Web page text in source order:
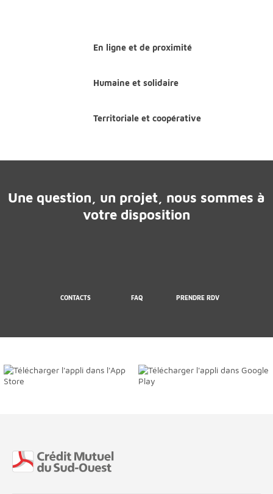
En ligne et de proximité
Humaine et solidaire
Territoriale et coopérative
Une question, un projet, nous sommes à
votre disposition
CONTACTS FAQ PRENDRE RDV
Fin de page